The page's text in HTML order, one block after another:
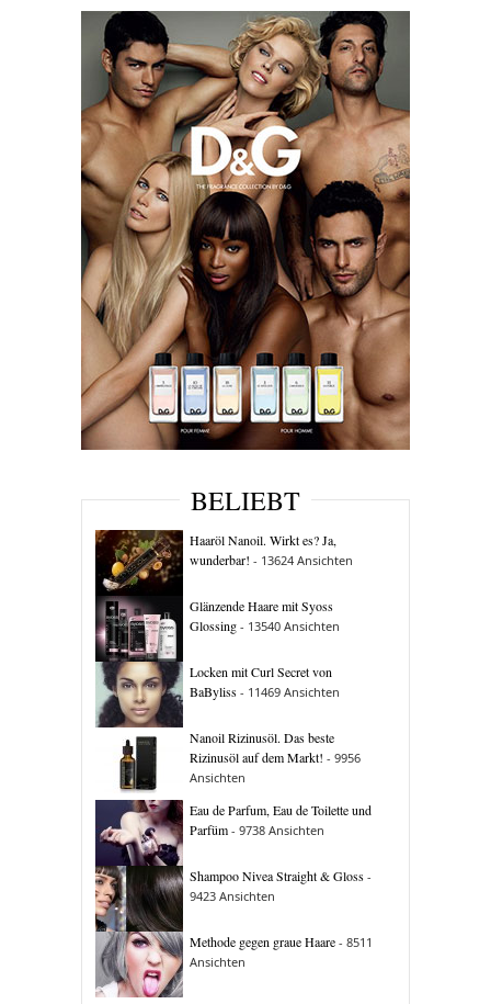
BELIEBT
Haaröl Nanoil. Wirkt es? Ja,
wunderbar! - 13624 Ansichten
Glänzende Haare mit Syoss
Glossing - 13540 Ansichten
Locken mit Curl Secret von
BaByliss - 11469 Ansichten
Nanoil Rizinusöl. Das beste
Rizinusöl auf dem Markt! - 9956
Ansichten
Eau de Parfum, Eau de Toilette und
Parfüm - 9738 Ansichten
Shampoo Nivea Straight & Gloss -
9423 Ansichten
Methode gegen graue Haare - 8511
Ansichten